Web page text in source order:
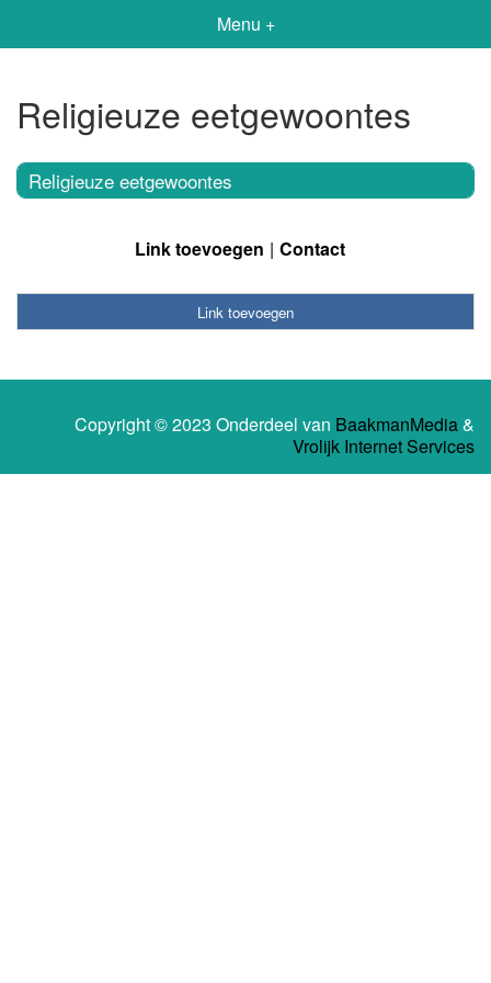
Menu +
Religieuze eetgewoontes
Religieuze eetgewoontes
Link toevoegen Contact
Link toevoegen
Copyright © 2023 Onderdeel van BaakmanMedia&
Vrolijk Internet Services